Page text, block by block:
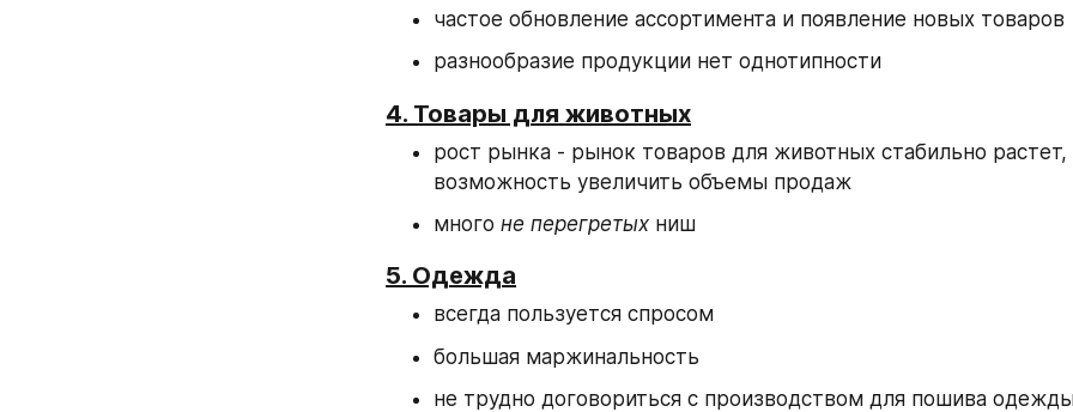
частое обновление ассортимента и появление новых товаров
разнообразие продукции нет однотипности
4. Товары для животных
рост рынка - рынок товаров для животных стабильно растет,
возможность увеличить объемы продаж
много не перегретых ниш
5. Одежда
всегда пользуется спросом
большая маржинальность
не трудно договориться с производством для пошива